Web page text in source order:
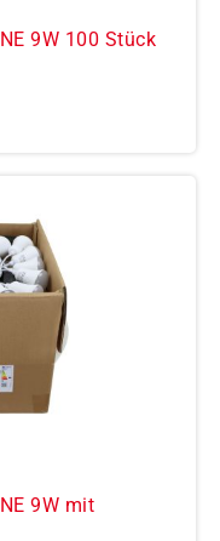
9W 100 Stück
9W mit